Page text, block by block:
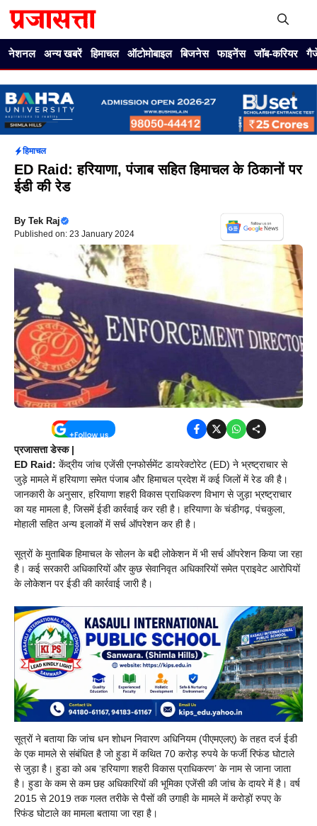
नेशनल अन्य खबरें हिमाचल ऑटोमोबाइल बिजनेस फाइनेंस जॉब-करियर
हिमाचल
ED Raid: हरियाणा, पंजाब सहित हिमाचल के ठिकानों पर
ईडी की रेड
By Tek Raj
Published on: 23 January 2024
प्रजासत्ता डेस्क |
ED Raid: केंद्रीय जांच एजेंसी एनफोर्समेंट डायरेक्टोरेट (ED) ने भ्रष्ट्राचार से
जुड़े मामले में हरियाणा समेत पंजाब और हिमाचल प्रदेश में कई जिलों में रेड की है।
जानकारी के अनुसार, हरियाणा शहरी विकास प्राधिकरण विभाग से जुड़ा भ्रष्ट्राचार
का यह मामला है, जिसमें ईडी कार्रवाई कर रही है। हरियाणा के चंडीगढ़, पंचकुला,
मोहाली सहित अन्य इलाकों में सर्च ऑपरेशन कर ही है।
सूत्रों के मुताबिक हिमाचल के सोलन के बद्दी लोकेशन में भी सर्च ऑपरेशन किया जा रहा
है। कई सरकारी अधिकारियों और कुछ सेवानिवृत अधिकारियों समेत प्राइवेट आरोपियों
के लोकेशन पर ईडी की कार्रवाई जारी है।
सूत्रों ने बताया कि जांच धन शोधन निवारण अधिनियम (पीएमएलए) के तहत दर्ज ईडी
के एक मामले से संबंधित है जो हुडा में कथित 70 करोड़ रुपये के फर्जी रिफंड घोटाले
से जुड़ा है। हुडा को अब ‘हरियाणा शहरी विकास प्राधिकरण’ के नाम से जाना जाता
है। हुडा के कम से कम छह अधिकारियों की भूमिका एजेंसी की जांच के दायरे में है। वर्ष
2015 से 2019 तक गलत तरीके से पैसों की उगाही के मामले में करोड़ों रुपए के
रिफंड घोटाले का मामला बताया जा रहा है।